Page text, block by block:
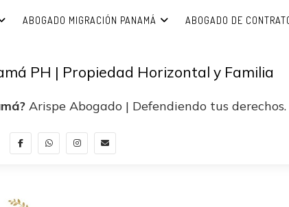
ABOGADO MIGRACIÓN PANAMÁ ABOGADO DE
PH | Propiedad Horizontal y Familia
Arispe Abogado | Defendiendo tus derechos.